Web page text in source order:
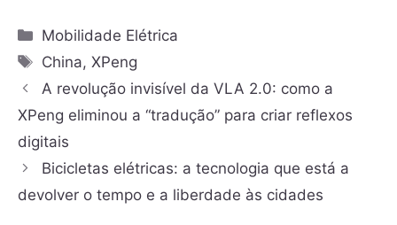
Mobilidade Elétrica
China,XPeng
A revolução invisível da VLA 2.0: como a
XPeng eliminou a “tradução” para criar reflexos
digitais
Bicicletas elétricas: a tecnologia que está a
devolver o tempo e a liberdade às cidades